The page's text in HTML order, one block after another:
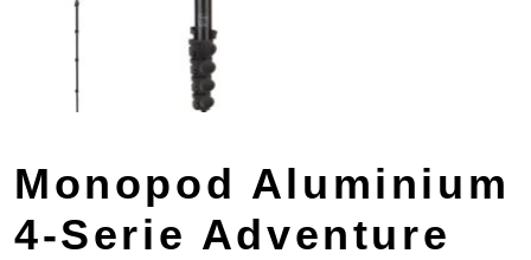
Monopod Aluminium
4-Serie Adventure